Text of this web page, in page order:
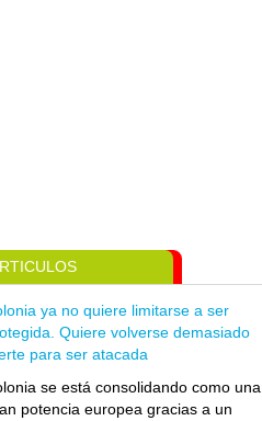
ya no quiere limitarse a ser
Quiere volverse demasiado
para ser atacada
se está consolidando como una
potencia europea gracias a un